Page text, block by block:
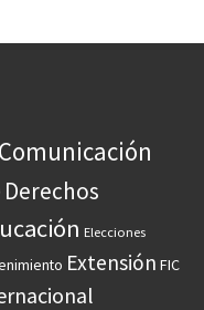
Comunicación
Derechos
Elecciones
Extensión FIC